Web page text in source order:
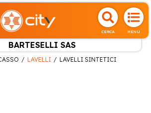
CERCA MENU
BARTESELLI SAS
LAVELLI LAVELLI SINTETICI